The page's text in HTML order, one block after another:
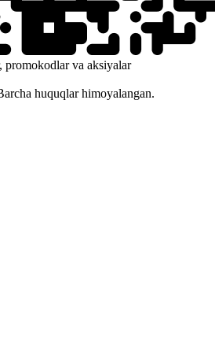
va aksiyalar
huquqlar himoyalangan.